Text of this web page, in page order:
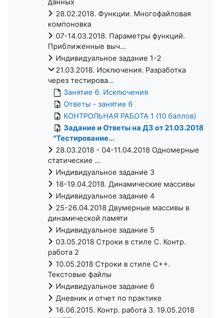
данных
28.02.2018. Функции. Многофайловая
компоновка
07-14.03.2018. Параметры функций.
Приближенные выч...
Индивидуальное задание 1-2
21.03.2018. Исключения. Разработка
через тестирова...
Занятие 6. Исключения
Ответы - занятие 6
КОНТРОЛЬНАЯ РАБОТА 1 (10 баллов)
Задание и Ответы на ДЗ от 21.03.2018
"Тестирование...
28.03.2018 - 04-11.04.2018 Одномерные
статические ...
Индивидуальное задание 3
18-19.04.2018. Динамические массивы
Индивидуальное задание 4
25-26.04.2018 Двумерные массивы в
динамической памяти
Индивидуальное задание 5
03.05.2018 Строки в стиле C. Контр.
работа 2
10.05.2018 Строки в стиле С++.
Текстовые файлы
Индивидуальное задание 6
Дневник и отчет по практике
16.06.2015. Контр. работа 3. 19.05.2018